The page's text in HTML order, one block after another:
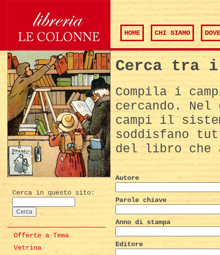
HOME CHI SIAMO
Cerca in questo sito:
Offerte a Tema
Vetrina
Cerca tra
Compila i
cercando.
campi il
soddisfano
del libro che
Autore
Parole chiave
Anno di stampa
Editore